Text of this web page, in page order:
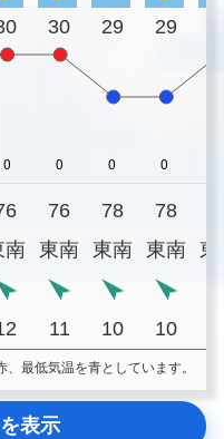
30 29 29
76 78 78
南 東南 東南 東南 東
11 10 10
最低気温を青としています。
表示